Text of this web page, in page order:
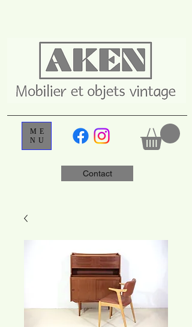
Contact
ME
NU